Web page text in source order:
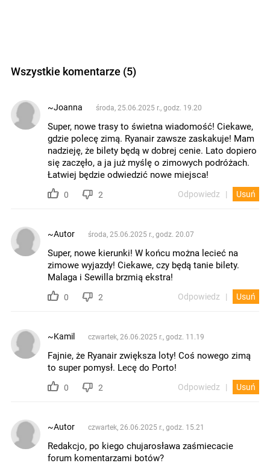
Wszystkie komentarze (5)
~Joanna środa, 25.06.2025 r., godz. 19.20
Super, nowe trasy to świetna wiadomość! Ciekawe,
gdzie polecę zimą. Ryanair zawsze zaskakuje! Mam
nadzieję, że bilety będą w dobrej cenie. Lato dopiero
się zaczęło, a ja już myślę o zimowych podróżach.
Łatwiej będzie odwiedzić nowe miejsca!
0 2 Odpowiedz Usuń
~Autor środa, 25.06.2025 r., godz. 20.07
Super, nowe kierunki! W końcu można lecieć na
zimowe wyjazdy! Ciekawe, czy będą tanie bilety.
Malaga i Sewilla brzmią ekstra!
0 2 Odpowiedz Usuń
~Kamil czwartek, 26.06.2025 r., godz. 11.19
Fajnie, że Ryanair zwiększa loty! Coś nowego zimą
to super pomysł. Lecę do Porto!
0 2 Odpowiedz Usuń
~Autor czwartek, 26.06.2025 r., godz. 15.21
Redakcjo, po kiego chujarosława zaśmiecacie
forum komentarzami botów?